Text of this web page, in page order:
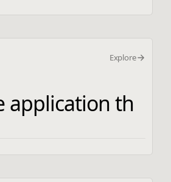
Explore
application th